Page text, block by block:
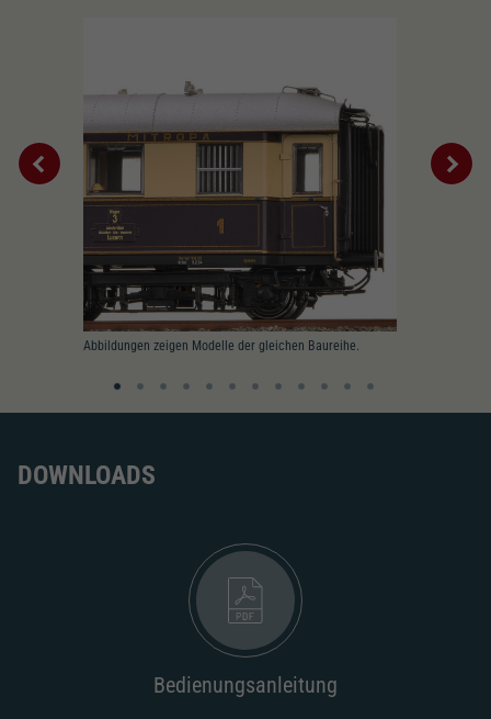
2188
Tauschsatz für Wechselstrom
Wechselstromschleifer
nachrüstbar
Schliessen
Abbildungen zeigen Modelle der gleichen Baureihe.
DOWNLOADS
Bedienungsanleitung